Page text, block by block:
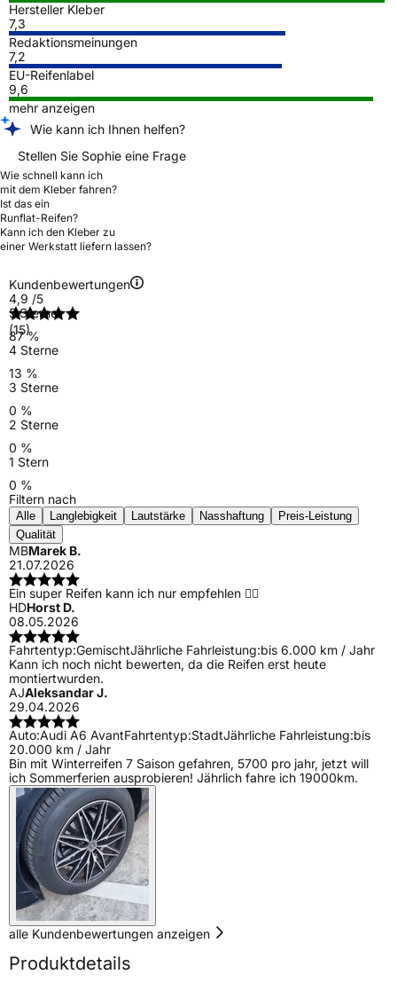
Hersteller Kleber
7,3
Redaktionsmeinungen
7,2
EU-Reifenlabel
9,6
mehr anzeigen
Wie kann ich Ihnen helfen?
Stellen Sie Sophie eine Frage
Wie schnell kann ich
mit dem Kleber fahren?
Ist das ein
Runflat-Reifen?
Kann ich den Kleber zu
einer Werkstatt liefern lassen?
Kundenbewertungen
4,9 /5
(15)
5 Sterne
87 %
4 Sterne
13 %
3 Sterne
0 %
2 Sterne
0 %
1 Stern
0 %
Filtern nach
Alle Langlebigkeit Lautstärke Nasshaftung
Preis-Leistung
Qualität
MBMarek B.
21.07.2026
Ein super Reifen kann ich nur empfehlen 👍🏻
HDHorst D.
08.05.2026
Fahrtentyp:GemischtJährliche Fahrleistung:bis 6.000 km / Jahr
Kann ich noch nicht bewerten, da die Reifen erst heute
montiertwurden.
AJAleksandar J.
29.04.2026
Auto:Audi A6 AvantFahrtentyp:StadtJährliche Fahrleistung:bis
20.000 km / Jahr
Bin mit Winterreifen 7 Saison gefahren, 5700 pro jahr, jetzt will
ich Sommerferien ausprobieren! Jährlich fahre ich 19000km.
alle Kundenbewertungen anzeigen
Produktdetails